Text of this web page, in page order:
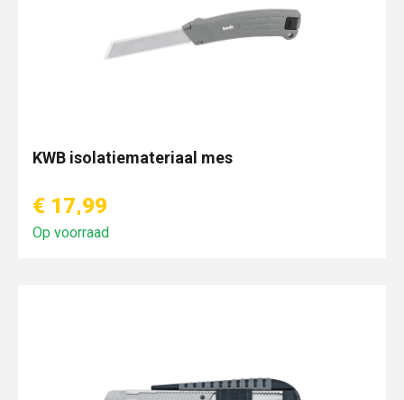
KWB isolatiemateriaal mes
€ 17,99
Op voorraad